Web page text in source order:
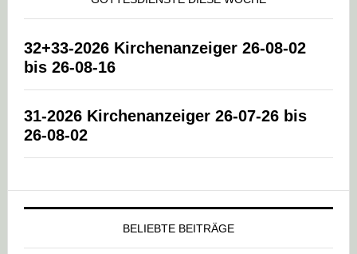
32+33-2026 Kirchenanzeiger 26-08-02
bis 26-08-16
31-2026 Kirchenanzeiger 26-07-26 bis
26-08-02
BELIEBTE BEITRÄGE